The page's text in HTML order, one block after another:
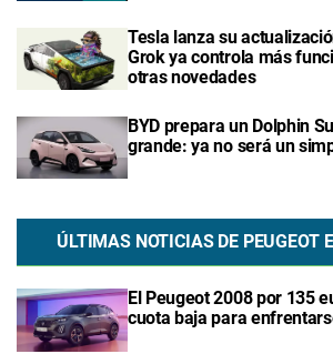
Tesla lanza su
Grok ya controla más
otras novedades
BYD prepara un Dolphin
grande: ya no será un
ÚLTIMAS NOTICIAS DE PEUGEOT
El Peugeot 2008 por 135
cuota baja para